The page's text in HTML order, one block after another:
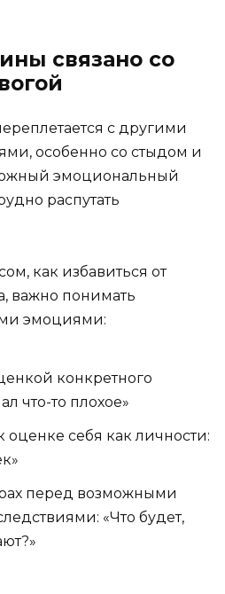
связано со
с другими
особенно со стыдом и
эмоциональный
распутать
как избавиться от
важно понимать
эмоциями:
конкретного
что-то плохое»
оценке себя как личности:
перед возможными
«Что будет,